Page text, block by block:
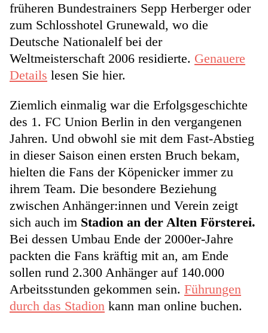
früheren Bundestrainers Sepp Herberger oder
zum Schlosshotel Grunewald, wo die
Deutsche Nationalelf bei der
Weltmeisterschaft 2006 residierte. Genauere
Details lesen Sie hier.
Ziemlich einmalig war die Erfolgsgeschichte
des 1. FC Union Berlin in den vergangenen
Jahren. Und obwohl sie mit dem Fast-Abstieg
in dieser Saison einen ersten Bruch bekam,
hielten die Fans der Köpenicker immer zu
ihrem Team. Die besondere Beziehung
zwischen Anhänger:innen und Verein zeigt
sich auch im Stadion an der Alten Försterei.
Bei dessen Umbau Ende der 2000er-Jahre
packten die Fans kräftig mit an, am Ende
sollen rund 2.300 Anhänger auf 140.000
Arbeitsstunden gekommen sein. Führungen
durch das Stadion kann man online buchen.